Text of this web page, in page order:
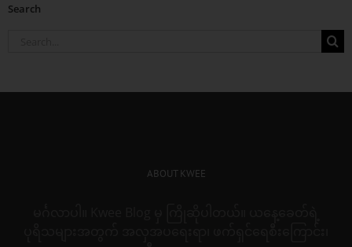
Search
ABOUT KWEE